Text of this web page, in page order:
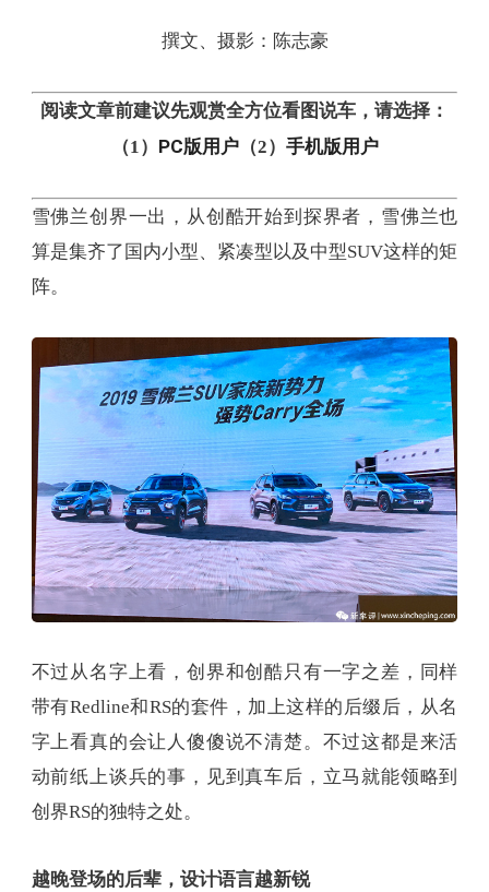
撰文、摄影：陈志豪
阅读文章前建议先观赏全方位看图说车，请选择：
（1） PC版用户（2） 手机版用户
雪佛兰创界一出，从创酷开始到探界者，雪佛兰也
算是集齐了国内小型、紧凑型以及中型SUV这样的矩
阵。
不过从名字上看，创界和创酷只有一字之差，同样
带有Redline和RS的套件，加上这样的后缀后，从名
字上看真的会让人傻傻说不清楚。不过这都是来活
动前纸上谈兵的事，见到真车后，立马就能领略到
创界RS的独特之处。
越晚登场的后辈，设计语言越新锐